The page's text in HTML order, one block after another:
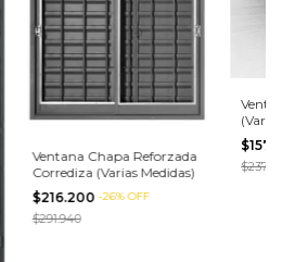
Ventana Chapa Reforzada
Corrediza (Varias Medidas)
$216.200 -26%OFF
$291.940